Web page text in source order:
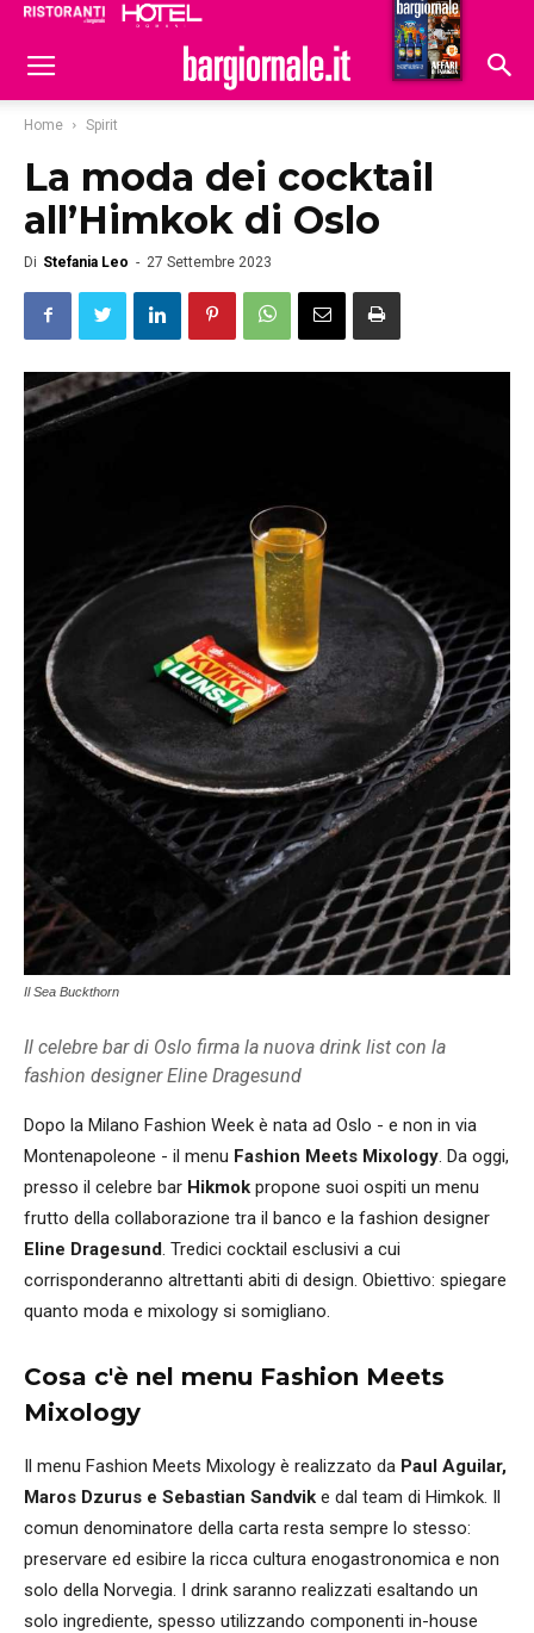
Hoteldomani
Home Spirit
La moda dei cocktail
all’Himkok di Oslo
Di Stefania Leo - 27 Settembre 2023
Il Sea Buckthorn
Il celebre bar di Oslo firma la nuova drink list con la
fashion designer Eline Dragesund
Dopo la Milano Fashion Week è nata ad Oslo - e non in via
Montenapoleone - il menu Fashion Meets Mixology. Da oggi,
presso il celebre bar Hikmok propone suoi ospiti un menu
frutto della collaborazione tra il banco e la fashion designer
Eline Dragesund. Tredici cocktail esclusivi a cui
corrisponderanno altrettanti abiti di design. Obiettivo: spiegare
quanto moda e mixology si somigliano.
Cosa c'è nel menu Fashion Meets
Mixology
Il menu Fashion Meets Mixology è realizzato da Paul Aguilar,
Maros Dzurus e Sebastian Sandvik e dal team di Himkok. Il
comun denominatore della carta resta sempre lo stesso:
preservare ed esibire la ricca cultura enogastronomica e non
solo della Norvegia. I drink saranno realizzati esaltando un
solo ingrediente, spesso utilizzando componenti in-house